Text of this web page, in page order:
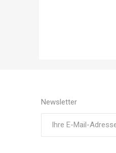
Newsletter